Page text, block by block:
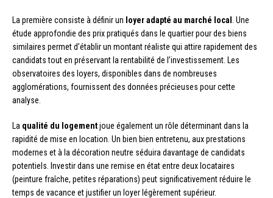
La première consiste à définir un loyer adapté au marché local . Une
étude approfondie des prix pratiqués dans le quartier pour des biens
similaires permet d’établir un montant réaliste qui attire rapidement des
candidats tout en préservant la rentabilité de l’investissement. Les
observatoires des loyers, disponibles dans de nombreuses
agglomérations, fournissent des données précieuses pour cette
analyse.
La qualité du logementjoue également un rôle déterminant dans la
rapidité de mise en location. Un bien bien entretenu, aux prestations
modernes et à la décoration neutre séduira davantage de candidats
potentiels. Investir dans une remise en état entre deux locataires
(peinture fraîche, petites réparations) peut significativement réduire le
temps de vacance et justifier un loyer légèrement supérieur.